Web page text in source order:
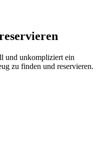
und unkompliziert ein
zu finden und reservieren.